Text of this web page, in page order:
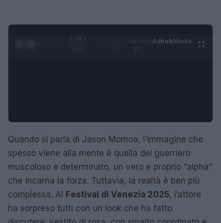
0:29 /
AdhubMedia
Quando si parla di Jason Momoa, l’immagine che
spesso viene alla mente è quella del guerriero
muscoloso e determinato, un vero e proprio “alpha”
che incarna la forza. Tuttavia, la realtà è ben più
complessa. Al Festival di Venezia 2025, l’attore
ha sorpreso tutti con un look che ha fatto